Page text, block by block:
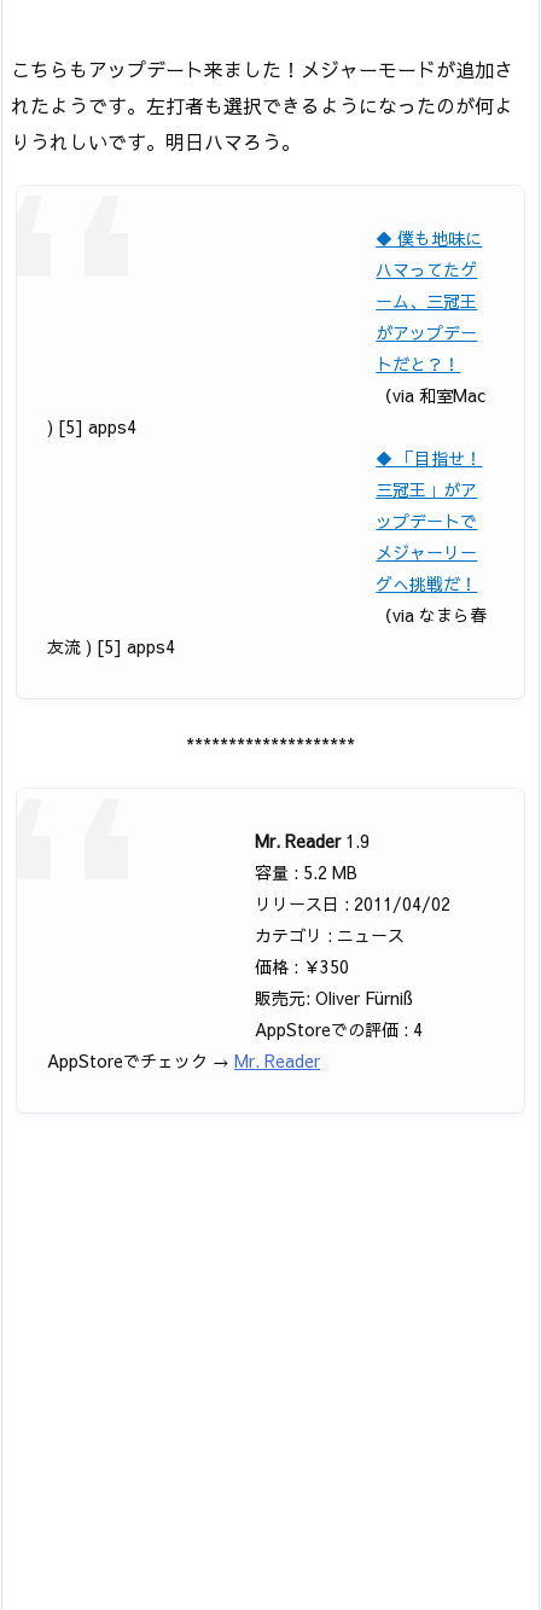
こちらもアップデート来ました！メジャーモードが追加さ
れたようです。左打者も選択できるようになったのが何よ
りうれしいです。明日ハマろう。
◆ 僕も地味に
ハマってたゲ
ーム、三冠王
がアップデー
トだと？！
（via 和室Mac
) [5] apps4
◆ 「目指せ！
三冠王」がア
ップデートで
メジャーリー
グへ挑戦だ！
（via なまら春
友流 ) [5] apps4
********************
Mr. Reader1.9
容量 : 5.2 MB
リリース日 : 2011/04/02
カテゴリ : ニュース
価格 : ￥350
販売元: Oliver Fürniß
AppStoreでの評価 : 4
AppStoreでチェック → Mr. Reader